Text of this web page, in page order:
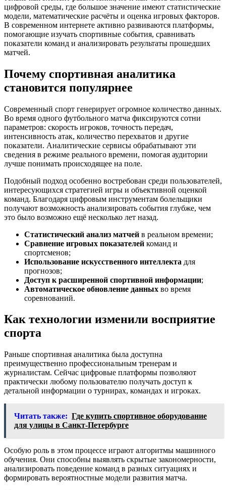
цифровой среды, где большое значение имеют статистические
модели, математические расчёты и оценка игровых факторов.
В современном интернете активно развиваются платформы,
помогающие изучать спортивные события, сравнивать
показатели команд и анализировать результаты прошедших
матчей.
Почему спортивная аналитика
становится популярнее
Современный спорт генерирует огромное количество данных.
Во время одного футбольного матча фиксируются сотни
параметров: скорость игроков, точность передач,
интенсивность атак, количество перехватов и другие
показатели. Аналитические сервисы обрабатывают эти
сведения в режиме реального времени, помогая аудитории
лучше понимать происходящее на поле.
Подобный подход особенно востребован среди пользователей,
интересующихся стратегией игры и объективной оценкой
команд. Благодаря цифровым инструментам болельщики
получают возможность анализировать события глубже, чем
это было возможно ещё несколько лет назад.
Статистический анализ матчей в реальном времени;
Сравнение игровых показателей команд и
спортсменов;
Использование искусственного интеллекта для
прогнозов;
Доступ к расширенной спортивной информации;
Автоматическое обновление данных во время
соревнований.
Как технологии изменили восприятие
спорта
Раньше спортивная аналитика была доступна
преимущественно профессиональным тренерам и
журналистам. Сейчас цифровые платформы позволяют
практически любому пользователю получать доступ к
детальной информации о турнирах, командах и игроках.
Читать также: Где купить спортивное оборудование
для улицы в Санкт-Петербурге
Особую роль в этом процессе играют алгоритмы машинного
обучения. Они способны выявлять скрытые закономерности,
анализировать поведение команд в разных ситуациях и
формировать вероятностные модели развития матча.